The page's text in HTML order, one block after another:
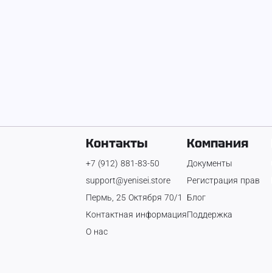
Контакты
+7 (912) 881-83-50
support@yenisei.store
Пермь, 25 Октября 70/1
Контактная информация
О нас
Компания
Документы
Регистрация прав
Блог
Поддержка